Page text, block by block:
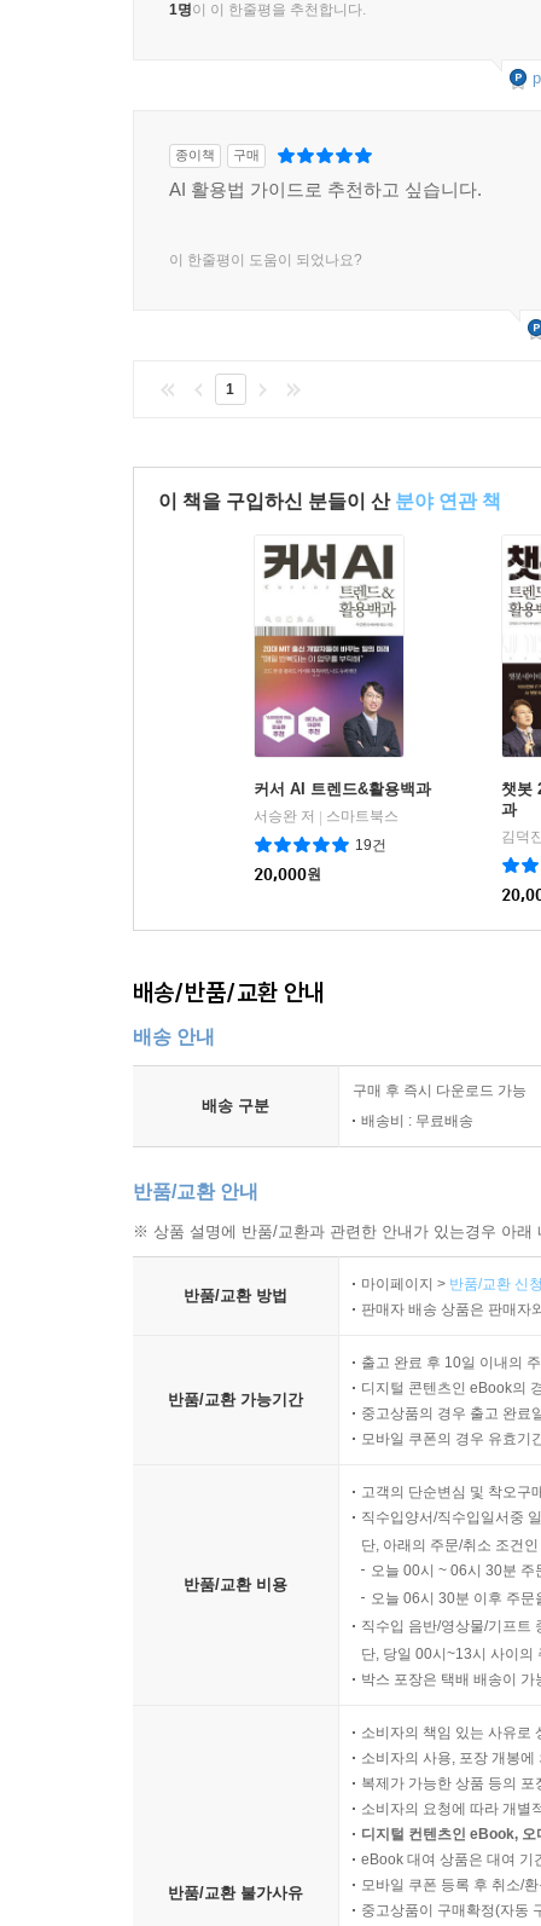
1명이 이 한줄평을 추천합니다.
종이책 구매
AI 활용법 가이드로 추천하고 싶습니다.
이 한줄평이 도움이 되었나요?
1
이 책을 구입하신 분들이 산 분야 연관 책
커서 AI 트렌드&활용백과
서승완 저 | 스마트북스
19건
20,000원
챗봇
과
김덕
배송/반품/교환 안내
배송 안내
배송 구분
구매 후 즉시 다운로드 가능
배송비 : 무료배송
반품/교환 안내
※ 상품 설명에 반품/교환과 관련한 안내가 있는경우 아
반품/교환 방법
마이페이지 > 반품/교환 신
판매자 배송 상품은 판매자
반품/교환 가능기간
출고 완료 후 10일 이내의
디지털 콘텐츠인 eBook의
중고상품의 경우 출고 완료
모바일 쿠폰의 경우 유효기
반품/교환 비용
고객의 단순변심 및 착오구
직수입양서/직수입일서중
단, 아래의 주문/취소 조건
오늘 00시 ~ 06시 30분
오늘 06시 30분 이후 주
직수입 음반/영상물/기프트
단, 당일 00시~13시 사이의
박스 포장은 택배 배송이
반품/교환 불가사유
소비자의 책임 있는 사유로
소비자의 사용, 포장 개봉
복제가 가능한 상품 등의
소비자의 요청에 따라 개별
디지털 컨텐츠인 eBook,
eBook 대여 상품은 대여 기
모바일 쿠폰 등록 후 취소/
중고상품이 구매확정(자동